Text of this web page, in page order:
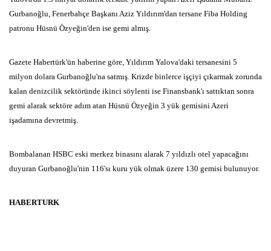
Gurbanoğlu, Fenerbahçe Başkanı Aziz Yıldırım'dan tersane Fiba Holding
patronu Hüsnü Özyeğin'den ise gemi almış.
Gazete Habertürk'ün haberine göre, Yıldırım Yalova'daki tersanesini 5
milyon dolara Gurbanoğlu'na satmış. Krizde binlerce işçiyi çıkarmak zorunda
kalan denizcilik sektöründe ikinci söylenti ise Finansbank'ı sattıktan sonra
gemi alarak sektöre adım atan Hüsnü Özyeğin 3 yük gemisini Azeri
işadamına devretmiş.
Bombalanan HSBC eski merkez binasını alarak 7 yıldızlı otel yapacağını
duyuran Gurbanoğlu'nin 116'sı kuru yük olmak üzere 130 gemisi bulunuyor.
HABERTURK